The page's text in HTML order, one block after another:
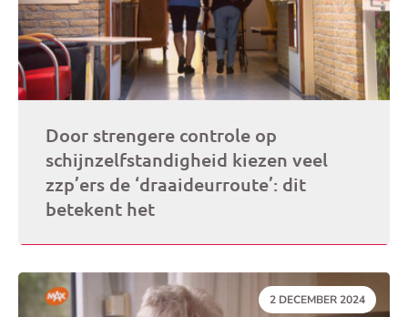
Door strengere controle op
schijnzelfstandigheid kiezen veel
zzp’ers de ‘draaideurroute’: dit
betekent het
DATUM:
2 DECEMBER 2024